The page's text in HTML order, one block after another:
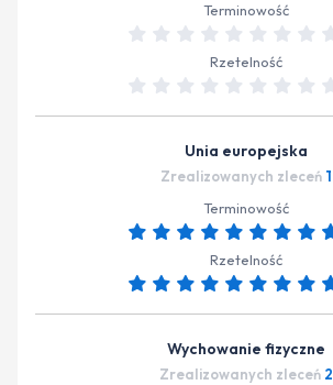
Terminowość
Rzetelność
Unia europejska
Zrealizowanych zleceń 1
Terminowość
Rzetelność
Wychowanie fizyczne
Zrealizowanych zleceń 2